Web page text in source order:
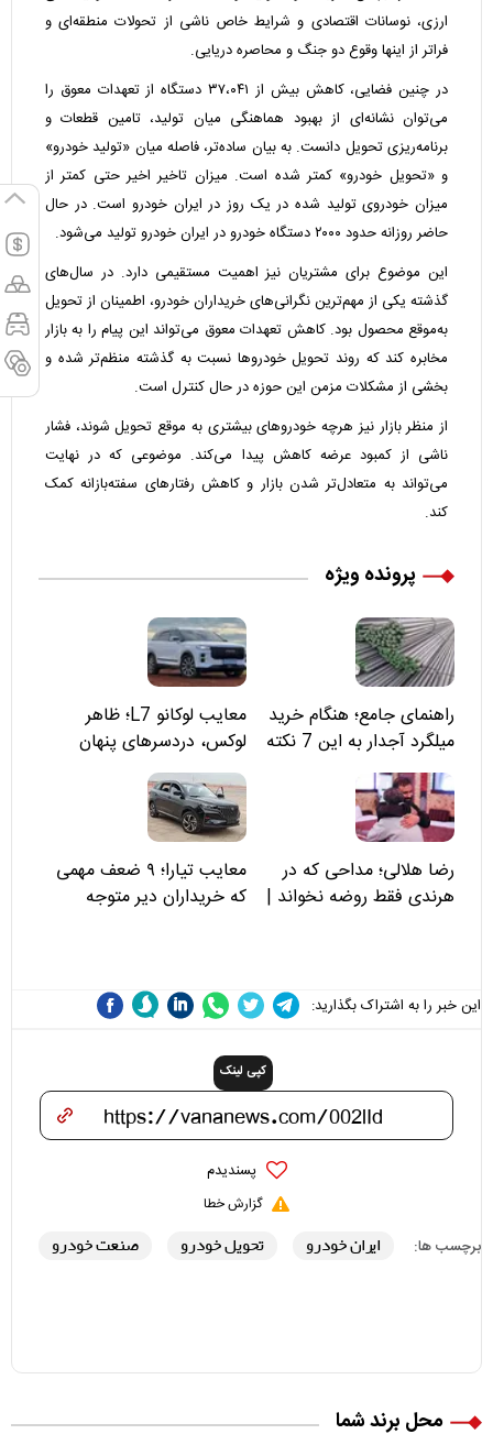
ارزی، نوسانات اقتصادی و شرایط خاص ناشی از تحولات منطقه‌ای و
فراتر از اینها وقوع دو جنگ و محاصره دریایی.
در چنین فضایی، کاهش بیش از ۳۷،۰۴۱ دستگاه از تعهدات معوق را
می‌توان نشانه‌ای از بهبود هماهنگی میان تولید، تامین قطعات و
برنامه‌ریزی تحویل دانست. به بیان ساده‌تر، فاصله میان «تولید خودرو»
و «تحویل خودرو» کمتر شده است. میزان تاخیر اخیر حتی کمتر از
میزان خودروی تولید شده در یک روز در ایران خودرو است. در حال
حاضر روزانه حدود ۲۰۰۰ دستگاه خودرو در ایران خودرو تولید می‌شود.
این موضوع برای مشتریان نیز اهمیت مستقیمی دارد. در سال‌های
گذشته یکی از مهم‌ترین نگرانی‌های خریداران خودرو، اطمینان از تحویل
به‌موقع محصول بود. کاهش تعهدات معوق می‌تواند این پیام را به بازار
مخابره کند که روند تحویل خودرو‌ها نسبت به گذشته منظم‌تر شده و
بخشی از مشکلات مزمن این حوزه در حال کنترل است.
از منظر بازار نیز هرچه خودرو‌های بیشتری به موقع تحویل شوند، فشار
ناشی از کمبود عرضه کاهش پیدا می‌کند. موضوعی که در نهایت
می‌تواند به متعادل‌تر شدن بازار و کاهش رفتار‌های سفته‌بازانه کمک
کند.
پرونده ویژه
راهنمای جامع؛ هنگام خرید
میلگرد آجدار به این 7 نکته
توجه کنید
معایب لوکانو L7؛ ظاهر
لوکس، دردسرهای پنهان
رضا هلالی؛ مداحی که در
هرندی فقط روضه نخواند |
معایب تیارا؛ ۹ ضعف مهمی
که خریداران دیر متوجه
این خبر را به اشتراک بگذارید:
کپی لینک
پسندیدم
گزارش خطا
برچسب ها: ایران خودرو تحویل خودرو صنعت خودرو
محل برند شما